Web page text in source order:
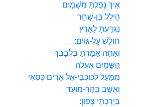
אֵיךְ נָפַלְתָּ מִשָּׁמַיִם
הֵילֵל בֶּן-שָׁחַר
נִגְדַּעְתָּ לָאָרֶץ
חולֵשׁ עַל-גּויִם:
וְאַתָּה אָמַרְתָּ בִלְבָבְךָ
הַשָּׁמַיִם אֶעֱלֶה
מִמַּעַל לְכוכְבֵי-אֵל אָרִים כִּסְאִי
וְאֵשֵׁב בְּהַר-מועֵד
בְּיַרְכְּתֵי צָפון: